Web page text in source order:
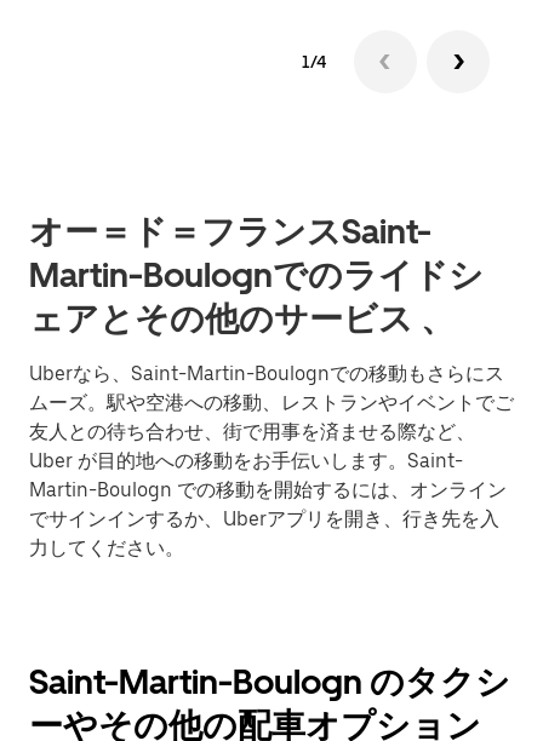
1/4
オー＝ド＝フランスSaint-
Martin-Boulognでのライドシ
ェアとその他のサービス 、
Uberなら、Saint-Martin-Boulognでの移動もさらにス
ムーズ。駅や空港への移動、レストランやイベントでご
友人との待ち合わせ、街で用事を済ませる際など、
Uber が目的地への移動をお手伝いします。Saint-
Martin-Boulogn での移動を開始するには、オンライン
でサインインするか、Uberアプリを開き、行き先を入
力してください。
Saint-Martin-Boulogn のタクシ
ーやその他の配車オプション